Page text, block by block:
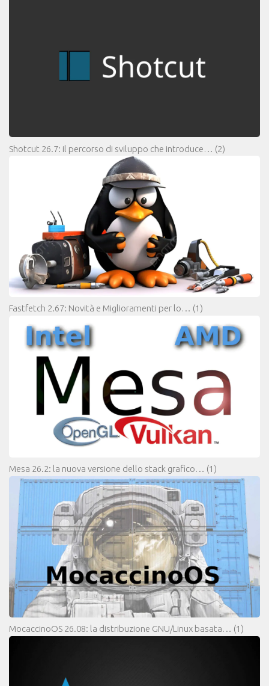
Shotcut 26.7: il percorso di sviluppo che introduce… (2)
Fastfetch 2.67: Novità e Miglioramenti per lo… (1)
Mesa 26.2: la nuova versione dello stack grafico… (1)
MocaccinoOS 26.08: la distribuzione GNU/Linux basata… (1)